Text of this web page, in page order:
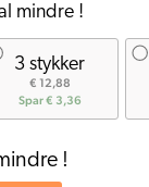
mindre !
3 stykker
€ 12,88
Spar € 3,36
!